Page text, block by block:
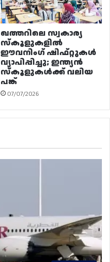
ഖത്തറിലെ സ്വകാര്യ
സ്കൂളുകളിൽ
ഈവനിംഗ് ഷിഫ്റ്റുകൾ
വ്യാപിപ്പിച്ചു; ഇന്ത്യൻ
സ്കൂളുകൾക്ക് വലിയ
പങ്ക്
07/07/2026